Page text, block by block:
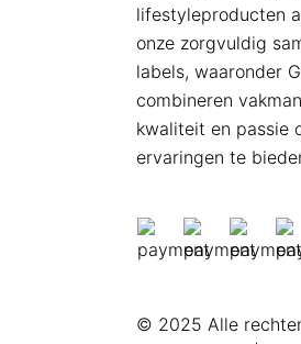
lifestyleproducten
onze zorgvuldig
labels, waaronder
combineren
kwaliteit en passie
ervaringen te
© 2025 Alle